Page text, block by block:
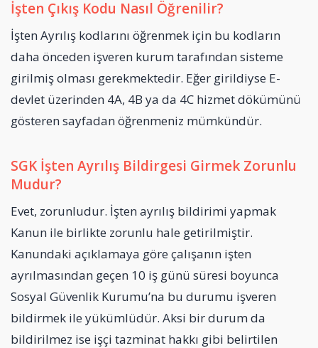
İşten Çıkış Kodu Nasıl Öğrenilir?
İşten Ayrılış kodlarını öğrenmek için bu kodların
daha önceden işveren kurum tarafından sisteme
girilmiş olması gerekmektedir. Eğer girildiyse E-
devlet üzerinden 4A, 4B ya da 4C hizmet dökümünü
gösteren sayfadan öğrenmeniz mümkündür.
SGK İşten Ayrılış Bildirgesi Girmek Zorunlu
Mudur?
Evet, zorunludur. İşten ayrılış bildirimi yapmak
Kanun ile birlikte zorunlu hale getirilmiştir.
Kanundaki açıklamaya göre çalışanın işten
ayrılmasından geçen 10 iş günü süresi boyunca
Sosyal Güvenlik Kurumu’na bu durumu işveren
bildirmek ile yükümlüdür. Aksi bir durum da
bildirilmez ise işçi tazminat hakkı gibi belirtilen